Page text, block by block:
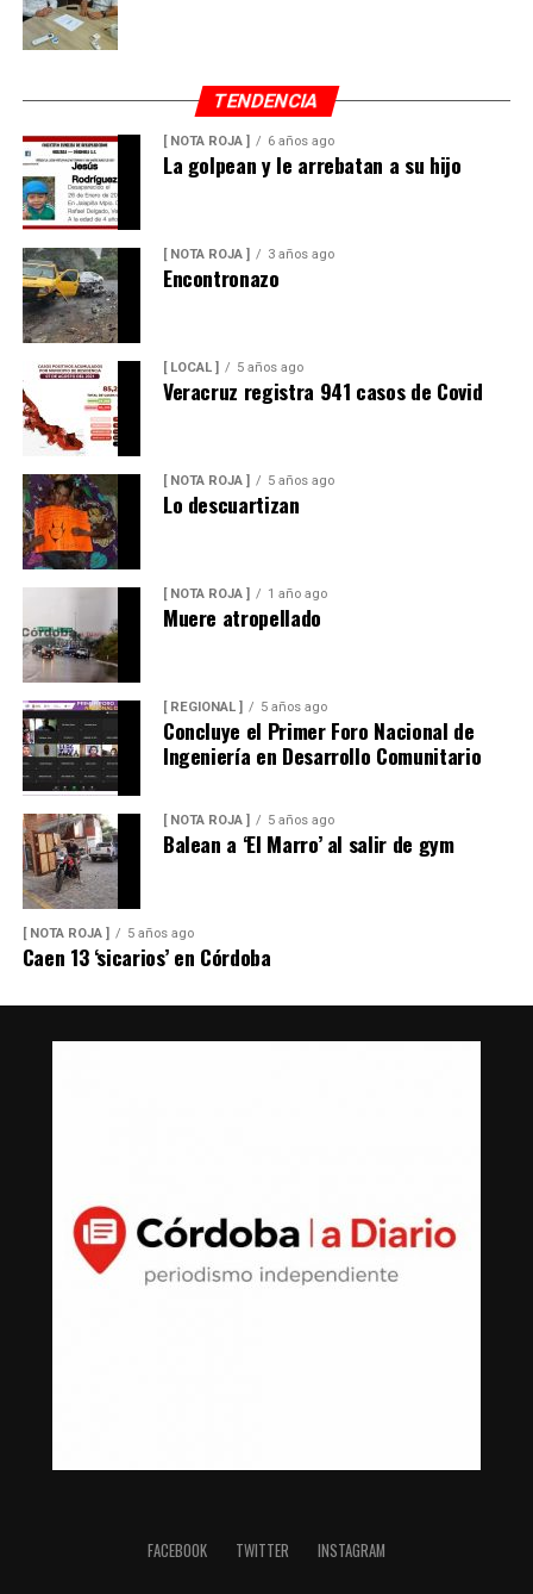
TENDENCIA
[ NOTA ROJA ] 6 años ago
La golpean y le arrebatan a su hijo
[ NOTA ROJA ] 3 años ago
Encontronazo
[ LOCAL ] 5 años ago
Veracruz registra 941 casos de Covid
[ NOTA ROJA ] 5 años ago
Lo descuartizan
[ NOTA ROJA ] 1 año ago
Muere atropellado
[ REGIONAL ] 5 años ago
Concluye el Primer Foro Nacional de
Ingeniería en Desarrollo Comunitario
[ NOTA ROJA ] 5 años ago
Balean a ‘El Marro’ al salir de gym
[ NOTA ROJA ] 5 años ago
Caen 13 ‘sicarios’ en Córdoba
FACEBOOK TWITTER INSTAGRAM